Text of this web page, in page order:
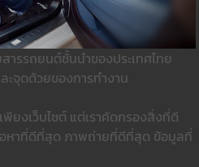
รรถยนต์ชั้นนำของประเทศไทย
จุดด้วยของการทำงาน
ยงเว็บไซต์ แต่เราคัดกรองสิ่งที่ดี
อหาที่ดีที่สุด ภาพถ่ายที่ดีที่สุด ข้อมูลที่